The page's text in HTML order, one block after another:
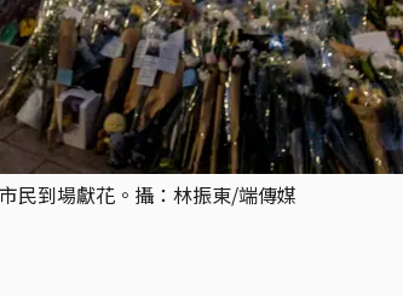
民到場獻花。攝：林振東/端傳媒